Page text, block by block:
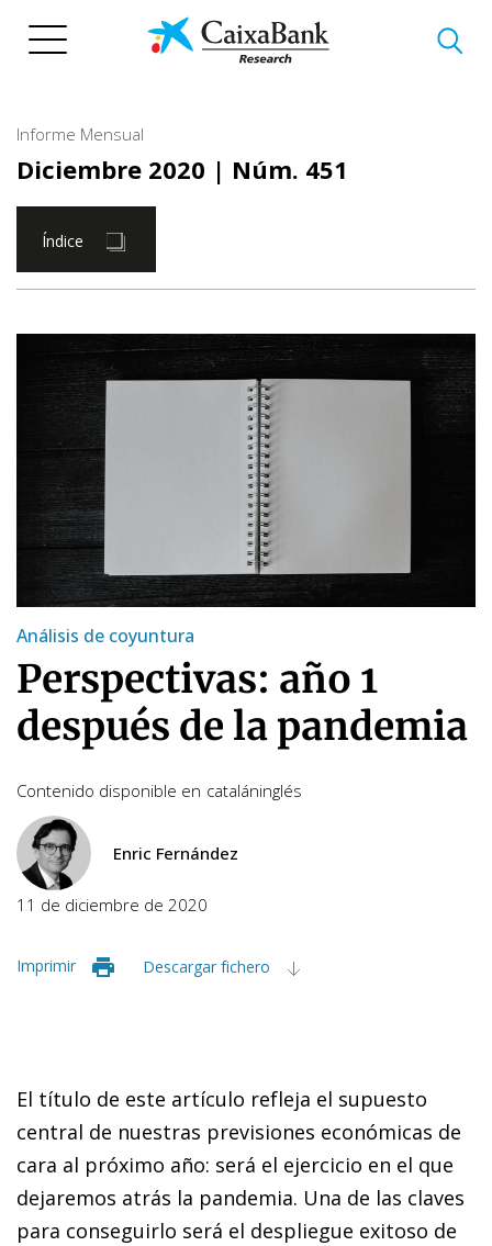
Informe Mensual
Diciembre 2020 | Núm. 451
Índice
Análisis de coyuntura
Perspectivas: año 1
después de la pandemia
Contenido disponible en cataláninglés
Enric Fernández
11 de diciembre de 2020
Imprimir Descargar fichero
El título de este artículo refleja el supuesto
central de nuestras previsiones económicas de
cara al próximo año: será el ejercicio en el que
dejaremos atrás la pandemia. Una de las claves
para conseguirlo será el despliegue exitoso de